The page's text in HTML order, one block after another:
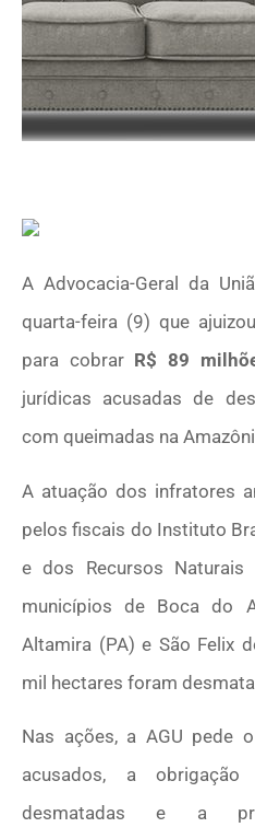
A Advocacia-Geral da
quarta-feira (9) que
para cobrar R$ 89
jurídicas acusadas de
com queimadas na
A atuação dos infratores
pelos fiscais do Instituto
e dos Recursos Naturais
municípios de Boca do
Altamira (PA) e São Felix
mil hectares foram
Nas ações, a AGU pede
acusados, a
desmatadas e a